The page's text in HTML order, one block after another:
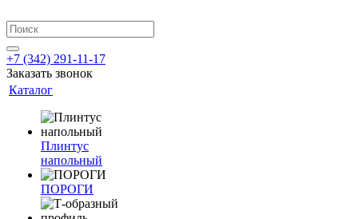
+7 (342) 291-11-17
Заказать звонок
Каталог
Плинтус
напольный
ПОРОГИ